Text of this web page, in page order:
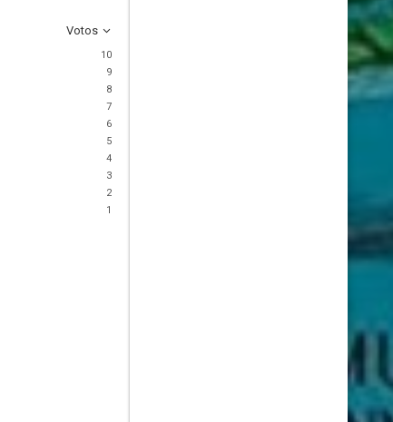
Votos
10
9
8
7
6
5
4
3
2
1